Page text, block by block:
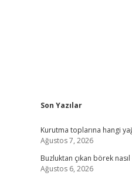
Sidebar
Son Yazılar
Kurutma toplarına hangi
Ağustos 7, 2026
Buzluktan çıkan börek
Ağustos 6, 2026